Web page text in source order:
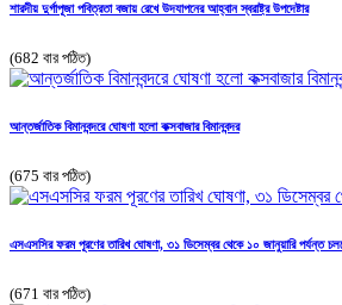
শারদীয় দুর্গাপূজা পবিত্রতা বজায় রেখে উদযাপনের আহ্বান স্বরাষ্ট্র উপদেষ্টার
(682 বার পঠিত)
আন্তর্জাতিক বিমানবন্দরে ঘোষণা হলো কক্সবাজার বিমানবন্দর
(675 বার পঠিত)
এসএসসির ফরম পূরণের তারিখ ঘোষণা, ৩১ ডিসেম্বর থেকে ১০ জানুয়ারি পর্যন্ত
(671 বার পঠিত)